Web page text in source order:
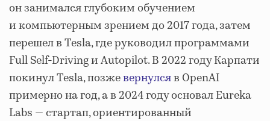
он занимался глубоким обучением
и компьютерным зрением до 2017 года, затем
перешел в Tesla, где руководил программами
Full Self-Driving и Autopilot. В 2022 году Карпати
покинул Tesla, позжевернулсяв OpenAI
примерно на год, а в 2024 году основал Eureka
Labs — стартап, ориентированный